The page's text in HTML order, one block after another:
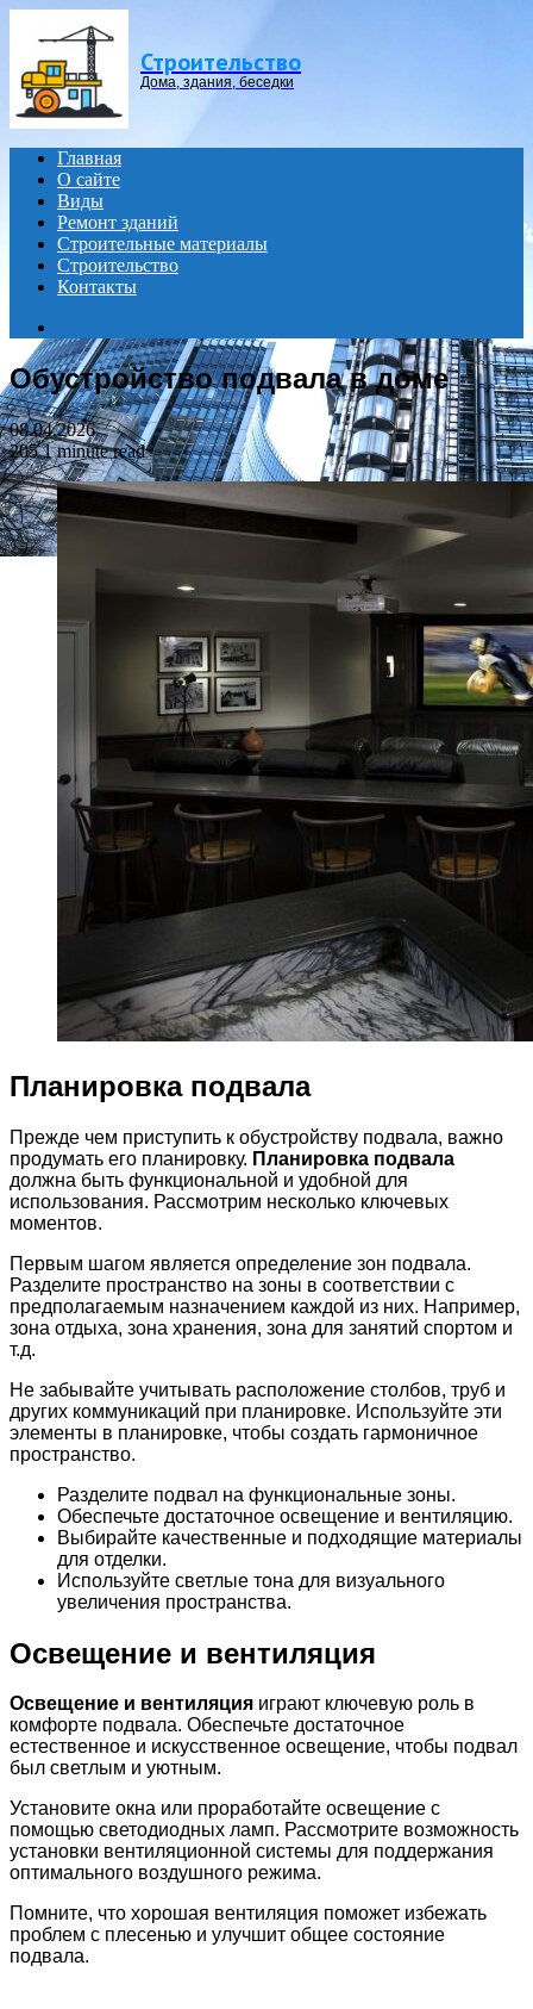
Строительство
Дома, здания, беседки
Главная
О сайте
Виды
Ремонт зданий
Строительные материалы
Строительство
Контакты
for
Обустройство подвала в доме
08.04.2026
2051 minute read
Планировка подвала
Прежде чем приступить к обустройству подвала, важно
продумать его планировку. Планировка подвала
должна быть функциональной и удобной для
использования. Рассмотрим несколько ключевых
моментов.
Первым шагом является определение зон подвала.
Разделите пространство на зоны в соответствии с
предполагаемым назначением каждой из них. Например,
зона отдыха, зона хранения, зона для занятий спортом и
т.д.
Не забывайте учитывать расположение столбов, труб и
других коммуникаций при планировке. Используйте эти
элементы в планировке, чтобы создать гармоничное
пространство.
Разделите подвал на функциональные зоны.
Обеспечьте достаточное освещение и вентиляцию.
Выбирайте качественные и подходящие материалы
для отделки.
Используйте светлые тона для визуального
увеличения пространства.
Освещение и вентиляция
Освещение и вентиляция играют ключевую роль в
комфорте подвала. Обеспечьте достаточное
естественное и искусственное освещение, чтобы подвал
был светлым и уютным.
Установите окна или проработайте освещение с
помощью светодиодных ламп. Рассмотрите возможность
установки вентиляционной системы для поддержания
оптимального воздушного режима.
Помните, что хорошая вентиляция поможет избежать
проблем с плесенью и улучшит общее состояние
подвала.